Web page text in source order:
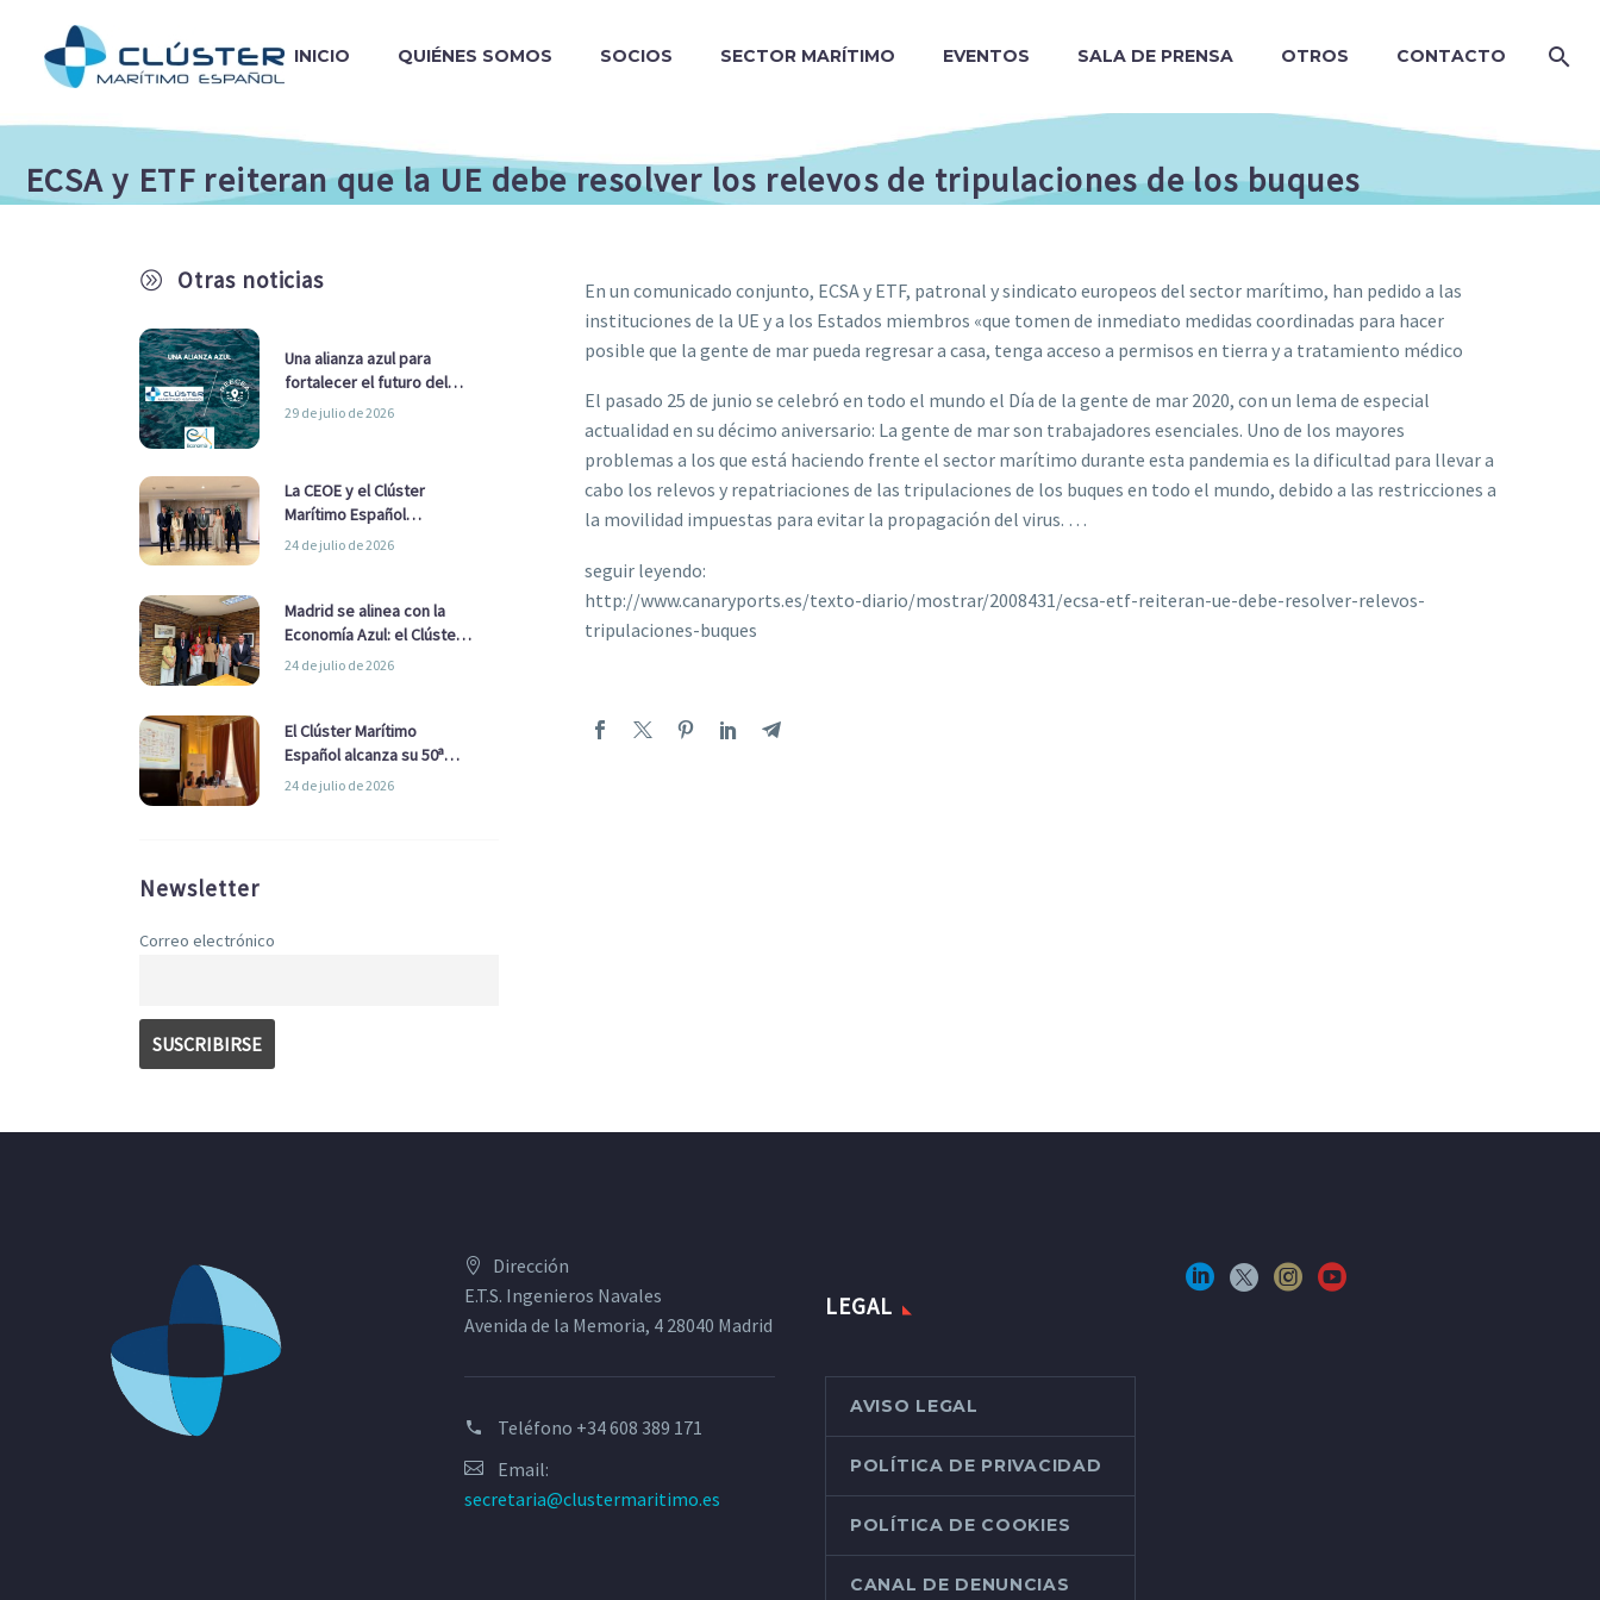
INICIO QUIÉNES SOMOS SOCIOS SECTOR MARÍTIMO EVENTOS SALA DE PRENSA OTROS CONTACTO
ECSA y ETF reiteran que la UE debe resolver los relevos de tripulaciones de los buques
A Otras noticias
Una alianza azul para
fortalecer el futuro del
sector marítimo
29 de julio de 2026
La CEOE y el Clúster
Marítimo Español
refuerzan su alianza para
24 de julio de 2026
Madrid se alinea con la
Economía Azul: el Clúster
Marítimo Español y la Real
Ayuntamiento
24 de julio de 2026
El Clúster Marítimo
Español alcanza su 50ª
Asamblea reafirmando su
24 de julio de 2026
Newsletter
Correo electrónico
En un comunicado conjunto, ECSA y ETF, patronal y sindicato europeos del sector marítimo, han pedido a las
instituciones de la UE y a los Estados miembros «que tomen de inmediato medidas coordinadas para hacer
posible que la gente de mar pueda regresar a casa, tenga acceso a permisos en tierra y a tratamiento médico
El pasado 25 de junio se celebró en todo el mundo el Día de la gente de mar 2020, con un lema de especial
actualidad en su décimo aniversario: La gente de mar son trabajadores esenciales. Uno de los mayores
problemas a los que está haciendo frente el sector marítimo durante esta pandemia es la dificultad para llevar a
cabo los relevos y repatriaciones de las tripulaciones de los buques en todo el mundo, debido a las restricciones a
la movilidad impuestas para evitar la propagación del virus. …
seguir leyendo:
http://www.canaryports.es/texto-diario/mostrar/2008431/ecsa-etf-reiteran-ue-debe-resolver-relevos-
tripulaciones-buques
Dirección
E.T.S. Ingenieros Navales
Avenida de la Memoria, 4 28040 Madrid
Teléfono +34 608 389 171
Email:
secretaria@clustermaritimo.es
LEGAL
AVISO LEGAL
POLÍTICA DE PRIVACIDAD
POLÍTICA DE COOKIES
CANAL DE DENUNCIAS